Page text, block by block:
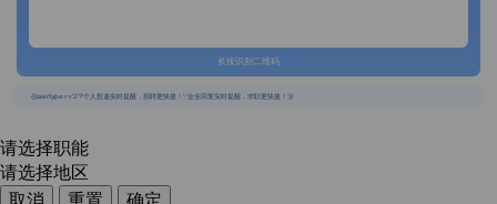
长按识别二维码
{{usertype=='2'?'个人投递实时提醒，招聘更快捷！':'企业回复实时提醒，求职更快捷！'}}
请选择职能
请选择地区
取消
重置
确定